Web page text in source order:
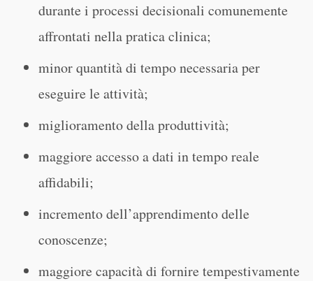
durante i processi decisionali comunemente
affrontati nella pratica clinica;
minor quantità di tempo necessaria per
eseguire le attività;
miglioramento della produttività;
maggiore accesso a dati in tempo reale
affidabili;
incremento dell’apprendimento delle
conoscenze;
maggiore capacità di fornire tempestivamente